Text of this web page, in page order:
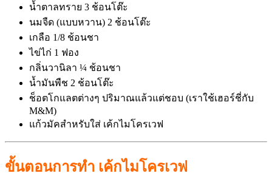
น้ำตาลทราย 3 ช้อนโต๊ะ
นมจืด (แบบหวาน) 2 ช้อนโต๊ะ
เกลือ 1/8 ช้อนชา
ไข่ไก่ 1 ฟอง
กลิ่นวานิลา ¼ ช้อนชา
น้ำมันพืช 2 ช้อนโต๊ะ
ช็อตโกแลตต่างๆ ปริมาณแล้วแต่ชอบ (เราใช้เฮอร์ชี่กับ
M&M)
แก้วมัคสำหรับใส่ เค้กไมโครเวฟ
ขั้นตอนการทำ เค้กไมโครเวฟ